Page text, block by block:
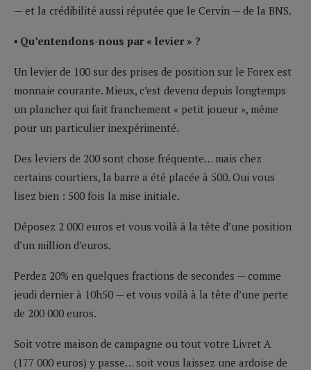
— et la crédibilité aussi réputée que le Cervin — de la BNS.
▪ Qu’entendons-nous par « levier » ?
Un levier de 100 sur des prises de position sur le Forex est
monnaie courante. Mieux, c’est devenu depuis longtemps
un plancher qui fait franchement « petit joueur », même
pour un particulier inexpérimenté.
Des leviers de 200 sont chose fréquente… mais chez
certains courtiers, la barre a été placée à 500. Oui vous
lisez bien : 500 fois la mise initiale.
Déposez 2 000 euros et vous voilà à la tête d’une position
d’un million d’euros.
Perdez 20% en quelques fractions de secondes — comme
jeudi dernier à 10h50 — et vous voilà à la tête d’une perte
de 200 000 euros.
Soit votre maison de campagne ou tout votre Livret A
(177 000 euros) y passe… soit vous laissez une ardoise de